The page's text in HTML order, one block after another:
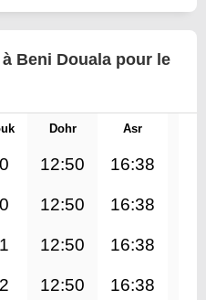
Beni Douala pour le
Dohr Asr
12:50 16:38
12:50 16:38
12:50 16:38
12:50 16:38